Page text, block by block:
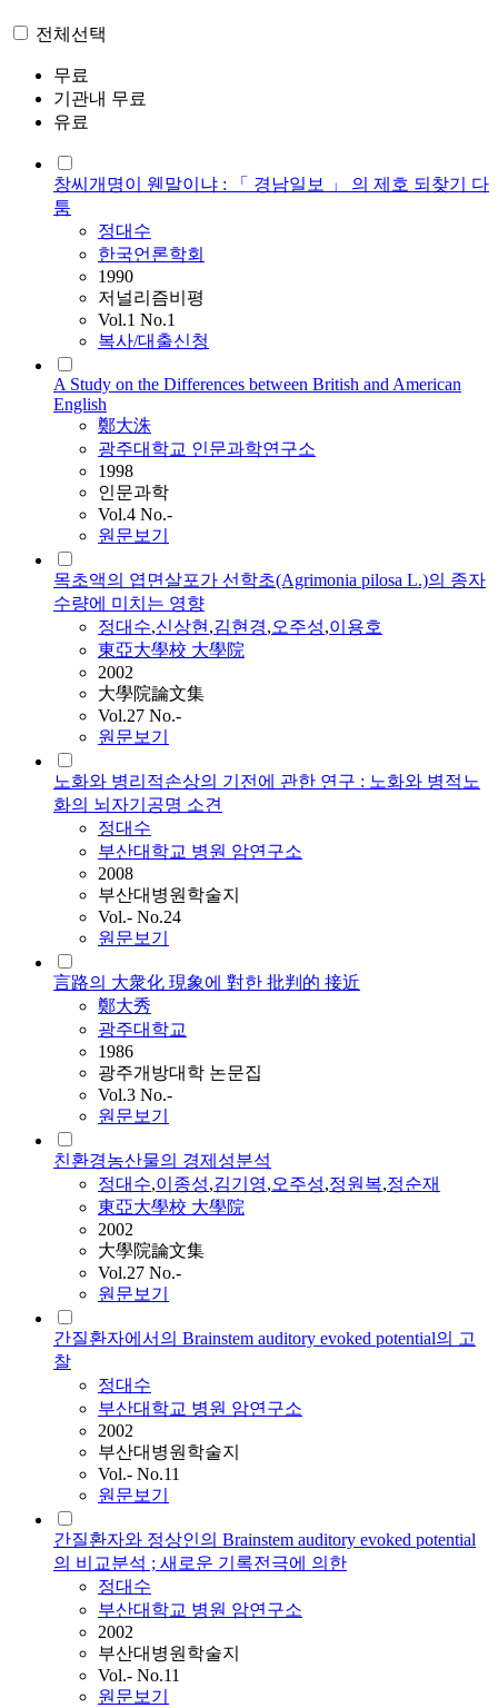
전체선택
무료
기관내 무료
유료
창씨개명이 웬말이냐 : 「 경남일보 」 의 제호 되찾기 다
툼
정대수
한국언론학회
1990
저널리즘비평
Vol.1 No.1
복사/대출신청
A Study on the Differences between British and American
English
鄭大洙
광주대학교 인문과학연구소
1998
인문과학
Vol.4 No.-
원문보기
목초액의 엽면살포가 선학초(Agrimonia pilosa L.)의 종자
수량에 미치는 영향
정대수,신상현,김현경,오주성,이용호
東亞大學校 大學院
2002
大學院論文集
Vol.27 No.-
원문보기
노화와 병리적손상의 기전에 관한 연구 : 노화와 병적노
화의 뇌자기공명 소견
정대수
부산대학교 병원 암연구소
2008
부산대병원학술지
Vol.- No.24
원문보기
言路의 大衆化 現象에 對한 批判的 接近
鄭大秀
광주대학교
1986
광주개방대학 논문집
Vol.3 No.-
원문보기
친환경농산물의 경제성분석
정대수,이종성,김기영,오주성,정원복,정순재
東亞大學校 大學院
2002
大學院論文集
Vol.27 No.-
원문보기
간질환자에서의 Brainstem auditory evoked potential의 고
찰
정대수
부산대학교 병원 암연구소
2002
부산대병원학술지
Vol.- No.11
원문보기
간질환자와 정상인의 Brainstem auditory evoked potential
의 비교분석 ; 새로운 기록전극에 의한
정대수
부산대학교 병원 암연구소
2002
부산대병원학술지
Vol.- No.11
원문보기